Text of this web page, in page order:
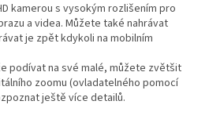
kamerou s vysokým rozlišením pro
a videa. Můžete také nahrávat
je zpět kdykoli na mobilním
podívat na své malé, můžete zvětšit
zoomu (ovladatelného pomocí
ještě více detailů.